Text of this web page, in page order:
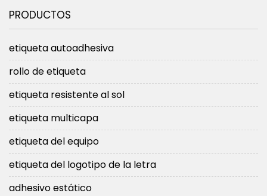
PRODUCTOS
etiqueta autoadhesiva
rollo de etiqueta
etiqueta resistente al sol
etiqueta multicapa
etiqueta del equipo
etiqueta del logotipo de la letra
adhesivo estático